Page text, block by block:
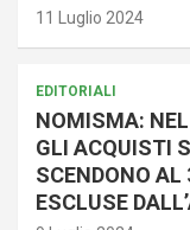
11 Luglio 2024
EDITORIALI
NOMISMA:
GLI ACQUISTI
SCENDONO
ESCLUSE